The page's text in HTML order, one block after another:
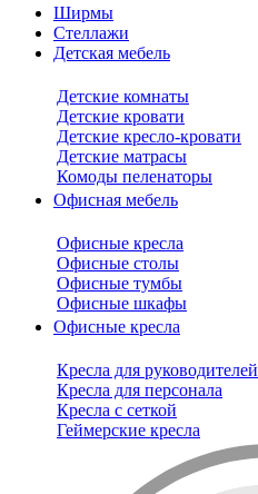
Ширмы
Стеллажи
Детская мебель
Детские комнаты
Детские кровати
Детские кресло-кровати
Детские матрасы
Комоды пеленаторы
Офисная мебель
Офисные кресла
Офисные столы
Офисные тумбы
Офисные шкафы
Офисные кресла
Кресла для руководителей
Кресла для персонала
Кресла с сеткой
Геймерские кресла